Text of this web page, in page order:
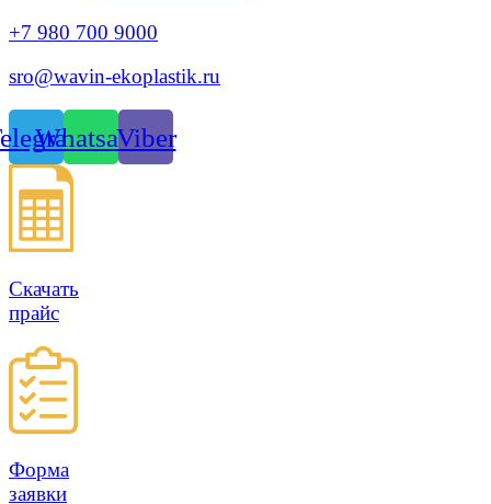
+7 980 700 9000
sro@wavin-ekoplastik.ru
WhatsappViber
Скачать
прайс
Форма
заявки